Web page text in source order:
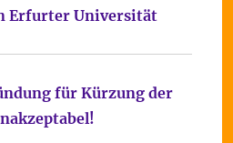
Erfurter Universität
für Kürzung der